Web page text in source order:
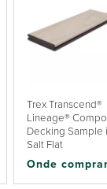
Trex Transcend®
Lineage®
Decking Sample
Salt Flat
Onde comprar